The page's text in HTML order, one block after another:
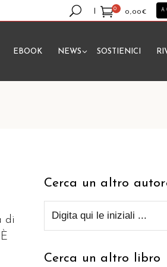
0
0,00€
prodotto nel carrello.
EBOOK NEWS SOSTIENICI
di
Cerca un altro
Cerca un altro libro